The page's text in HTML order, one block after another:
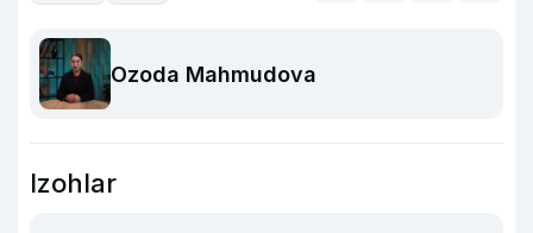
Ozoda Mahmudova
Izohlar